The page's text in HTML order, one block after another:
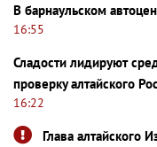
В барнаульском
16:55
Сладости лидируют
проверку алтайского
16:22
Глава алтайского